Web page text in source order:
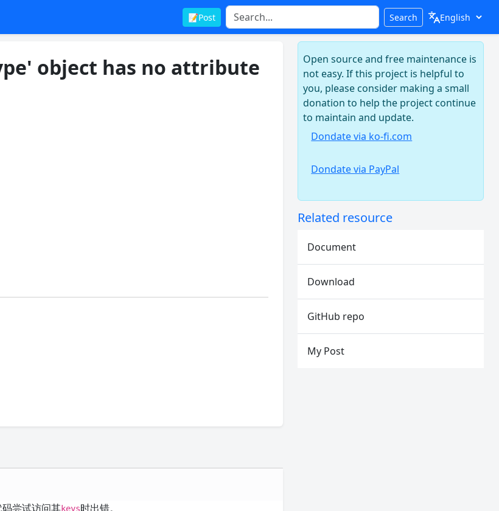
📝Post Search
object has no attribute
尝试访问其keys时出错。
Open source and free maintenance is
not easy. If this project is helpful to
you, please consider making a small
donation to help the project continue
to maintain and update.
Dondate via ko-fi.com
Dondate via PayPal
Related resource
Document
Download
GitHub repo
My Post